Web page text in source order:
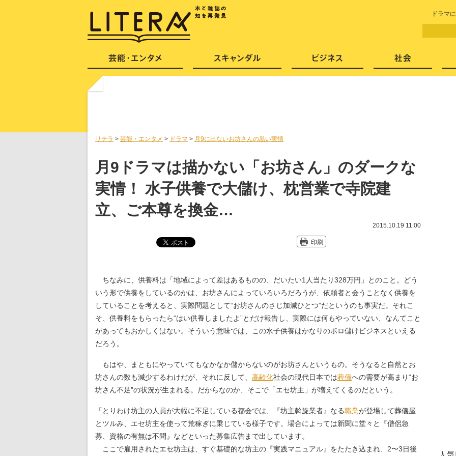
ドラマ
リテラ > 芸能・エンタメ > ドラマ > 月9に出ないお坊さんの黒い実情
月9ドラマは描かない「お坊さん」のダークな
実情！ 水子供養で大儲け、枕営業で寺院建
立、ご本尊を換金…
2015.10.19 11:00
印刷
ちなみに、供養料は「地域によって差はあるものの、だいたい1人当たり328万円」とのこと。どう
いう形で供養をしているのかは、お坊さんによっていろいろだろうが、依頼者と会うことなく供養を
していることを考えると、実際問題として“お坊さんのさじ加減ひとつ”だというのも事実だ。それこ
そ、供養料をもらったら“はい供養しましたよ”とだけ報告し、実際には何もやっていない、なんてこと
があってもおかしくはない。そういう意味では、この水子供養はかなりのボロ儲けビジネスといえる
だろう。
もはや、まともにやっていてもなかなか儲からないのがお坊さんというもの。そうなると自然とお
坊さんの数も減少するわけだが、それに反して、 高齢化社会の現代日本では葬儀への需要が高まり“お
坊さん不足”の状況が生まれる。だからなのか、そこで「エセ坊主」が増えてくるのだという。
「とりわけ坊主の人員が大幅に不足している都会では、『坊主斡旋業者』なる職業が登場して葬儀屋
とツルみ、エセ坊主を使って荒稼ぎに乗じている様子です。場合によっては新聞に堂々と『僧侶急
募、資格の有無は不問』などといった募集広告まで出しています。
ここで雇用されたエセ坊主は、すぐ基礎的な坊主の『実践マニュアル』をたたき込まれ、2〜3日後
芸能・エンタメ スキャンダル